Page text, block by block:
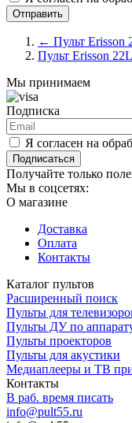
← Пульт Erisson
Пульт Erisson
Мы принимаем
Подписка
Я согласен на
Подписаться
Получайте только
Мы в соцсетях:
О магазине
Доставка
Оплата
Контакты
Каталог пультов
Расширенный поиск
Пульты для
Пульты ДУ по
Пульты проекторов
Пульты для акустики
Медиаплееры и ТВ
Контакты
В раб. время писать
info@pult55.ru